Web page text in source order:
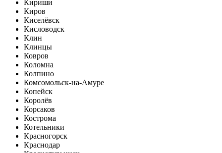
Кириши
Киров
Киселёвск
Кисловодск
Клин
Клинцы
Ковров
Коломна
Колпино
Комсомольск-на-Амуре
Копейск
Королёв
Корсаков
Кострома
Котельники
Красногорск
Краснодар